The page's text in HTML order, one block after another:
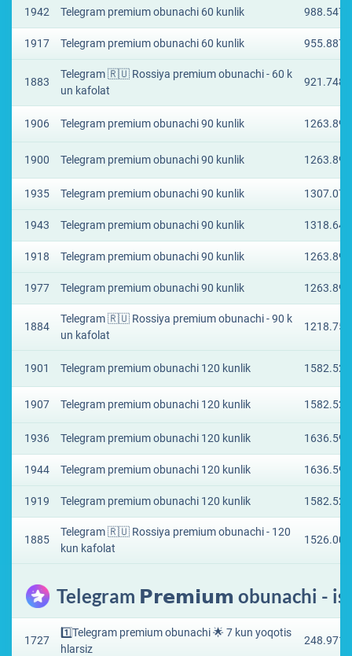
1942 Telegram premium obunachi 60 kunlik
1917 Telegram premium obunachi 60 kunlik
1883
Telegram 🇷🇺 Rossiya premium obunachi - 60 k
un kafolat
1906 Telegram premium obunachi 90 kunlik
1900 Telegram premium obunachi 90 kunlik
1935 Telegram premium obunachi 90 kunlik
1943 Telegram premium obunachi 90 kunlik
1918 Telegram premium obunachi 90 kunlik
1977 Telegram premium obunachi 90 kunlik
1884
Telegram 🇷🇺 Rossiya premium obunachi - 90 k
un kafolat
1901 Telegram premium obunachi 120 kunlik
1907 Telegram premium obunachi 120 kunlik
1936 Telegram premium obunachi 120 kunlik
1944 Telegram premium obunachi 120 kunlik
1919 Telegram premium obunachi 120 kunlik
1885
Telegram 🇷🇺 Rossiya premium obunachi - 120
kun kafolat
Telegram 𝗣𝗿𝗲𝗺𝗶𝘂𝗺 obunachi -
1727
1️⃣Telegram premium obunachi 🌟 7 kun yoqotis
hlarsiz